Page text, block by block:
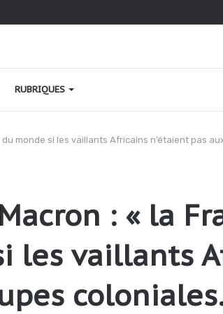
et la qualité
RUBRIQUES
monde si les vaillants Africains n’étaient pas
: « la
les vaillants